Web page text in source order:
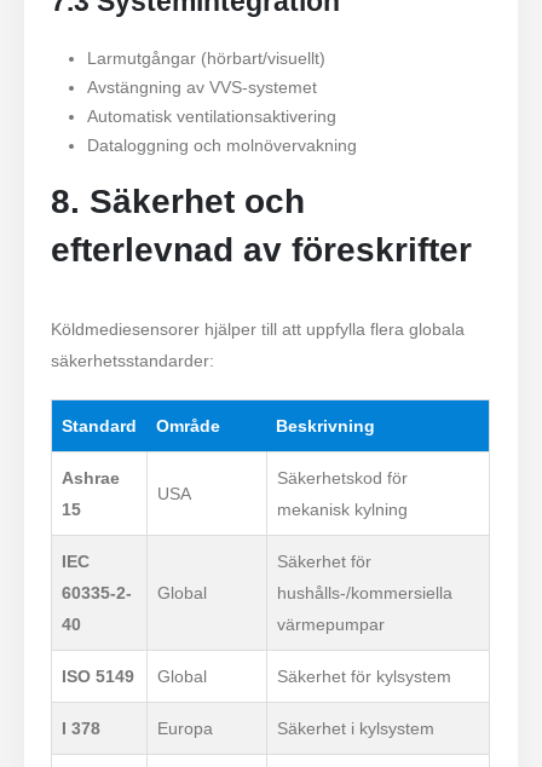
Larmutgångar (hörbart/visuellt)
Avstängning av VVS-systemet
Automatisk ventilationsaktivering
Dataloggning och molnövervakning
8. Säkerhet och
efterlevnad av föreskrifter
Köldmediesensorer hjälper till att uppfylla flera globala
säkerhetsstandarder:
Standard Område Beskrivning
Ashrae
15
USA
Säkerhetskod för
mekanisk kylning
IEC
60335-2-
40
Global
Säkerhet för
hushålls-/kommersiella
värmepumpar
ISO 5149 Global Säkerhet för kylsystem
I 378 Europa Säkerhet i kylsystem